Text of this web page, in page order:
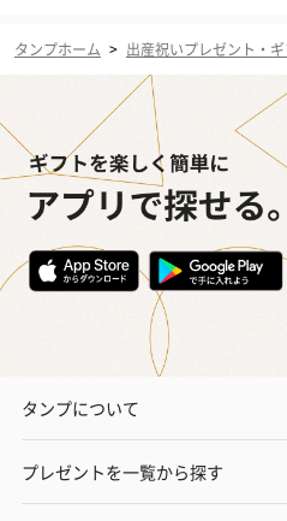
タンプホーム > 出産祝いプレゼント・ギ
タンプについて
プレゼントを一覧から探す